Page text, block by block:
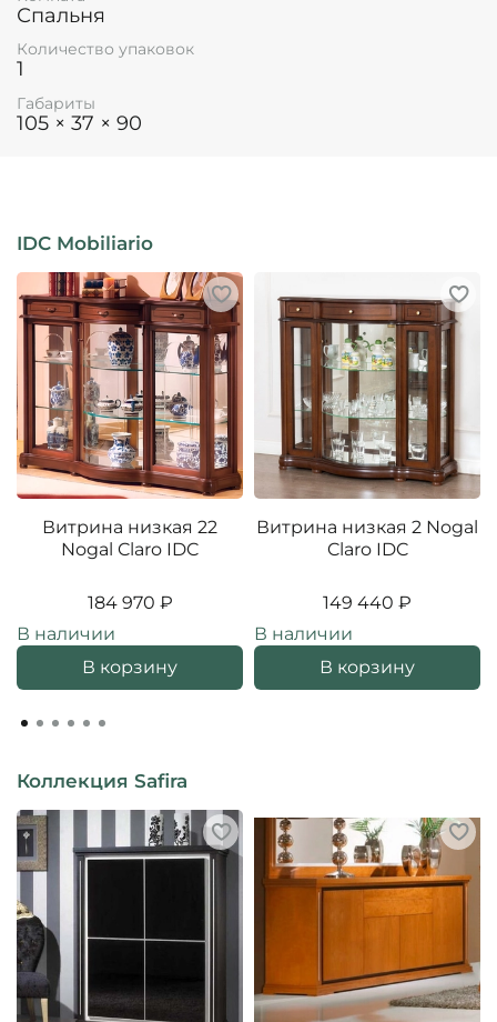
Спальня
Количество упаковок
1
Габариты
105 × 37 × 90
IDC Mobiliario
Витрина низкая 22
Nogal Claro IDC
184 970 ₽
В наличии
В корзину
Витрина низкая 2 Nogal
Claro IDC
149 440 ₽
В наличии
В корзину
Коллекция Safira